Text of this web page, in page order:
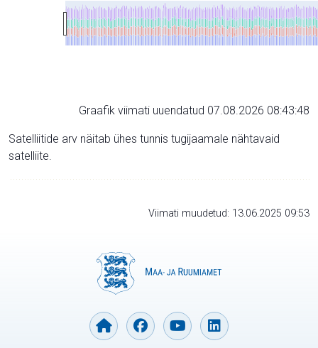
Graafik viimati uuendatud 07.08.2026 08:43:48
Satelliitide arv näitab ühes tunnis tugijaamale nähtavaid
satelliite.
Viimati muudetud: 13.06.2025 09:53